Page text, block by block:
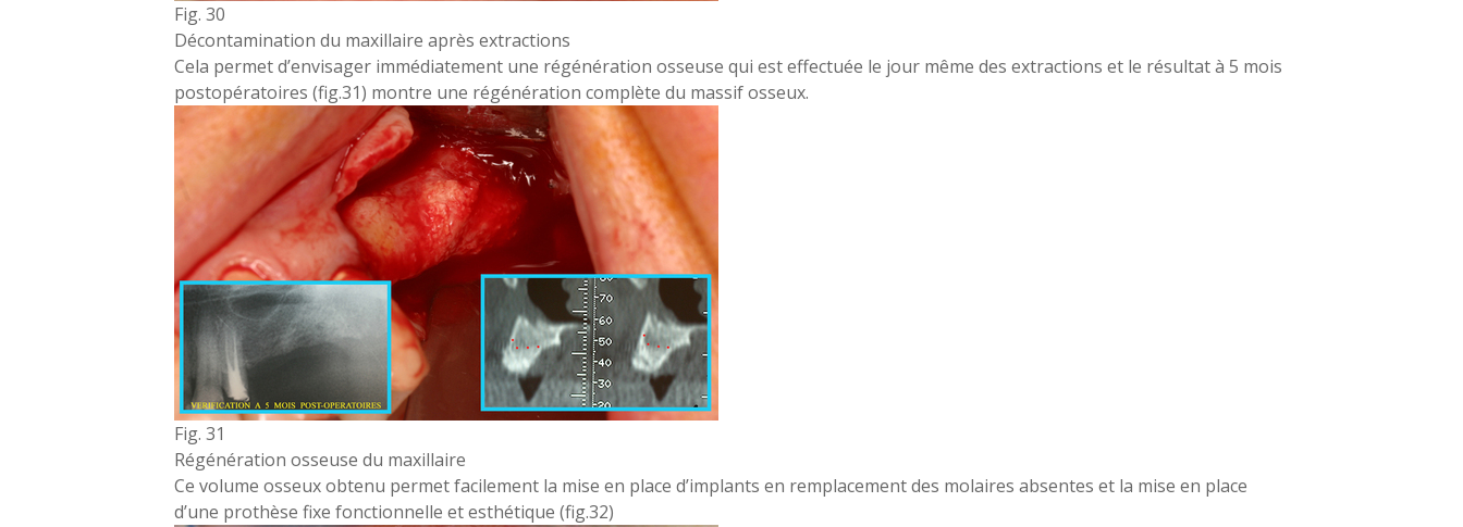
Fig. 30
Décontamination du maxillaire après extractions
Cela permet d’envisager immédiatement une régénération osseuse qui est effectuée le jour même des extractions et le résultat à 5 mois
postopératoires (fig.31) montre une régénération complète du massif osseux.
Fig. 31
Régénération osseuse du maxillaire
Ce volume osseux obtenu permet facilement la mise en place d’implants en remplacement des molaires absentes et la mise en place
d’une prothèse fixe fonctionnelle et esthétique (fig.32)